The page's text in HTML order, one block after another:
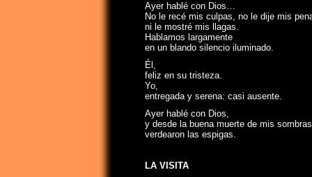
Ayer hablé con Dios…
No le recé mis culpas, no le dije mis
ni le mostré mis llagas.
Hablamos largamente
en un blando silencio iluminado.
Él,
feliz en su tristeza.
Yo,
entregada y serena: casi ausente.
Ayer hablé con Dios,
y desde la buena muerte de mis sombras
verdearon las espigas.
LA VISITA